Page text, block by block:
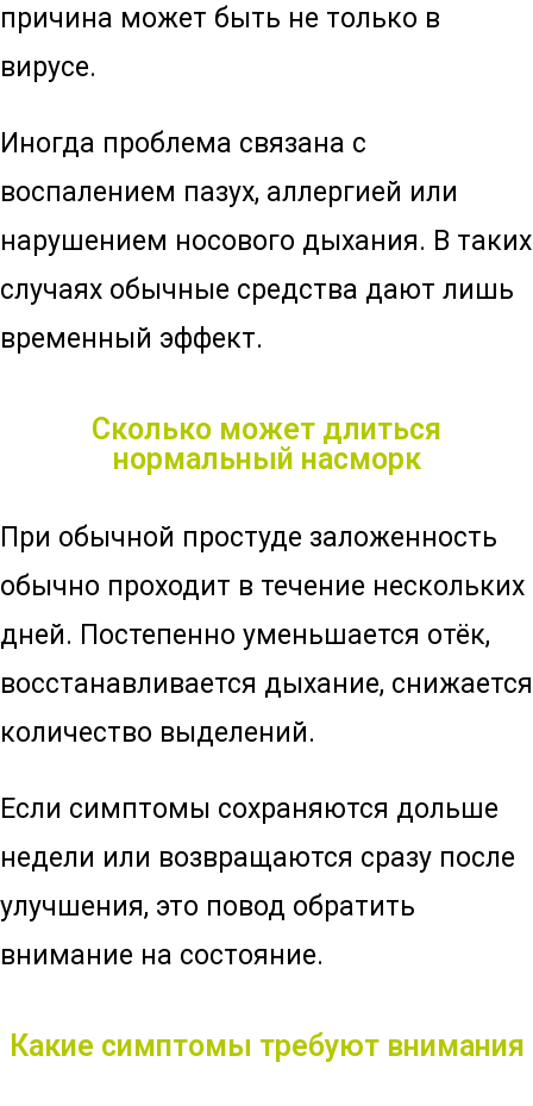
причина может быть не только в
вирусе.
Иногда проблема связана с
воспалением пазух, аллергией или
нарушением носового дыхания. В таких
случаях обычные средства дают лишь
временный эффект.
Сколько может длиться
нормальный насморк
При обычной простуде заложенность
обычно проходит в течение нескольких
дней. Постепенно уменьшается отёк,
восстанавливается дыхание, снижается
количество выделений.
Если симптомы сохраняются дольше
недели или возвращаются сразу после
улучшения, это повод обратить
внимание на состояние.
Какие симптомы требуют внимания